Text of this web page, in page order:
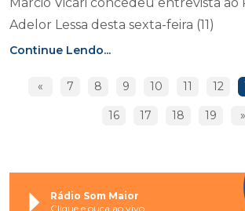
Adelor Lessa desta sexta-feira (11)
Continue Lendo...
« 7 8 9 10 11 12
16 17 18 19 »
Rádio Som Maior
Clique e ouça ao vivo